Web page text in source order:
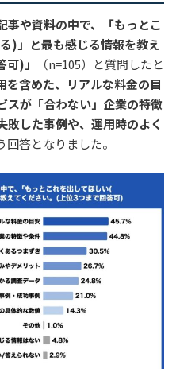
事や資料の中で、「もっとこ
)」と最も感じる情報を教え
)」
（n=105）と質問したと
を含めた、リアルな料金の目
スが「合わない」企業の特徴
した事例や、運用時のよく
回答となりました。